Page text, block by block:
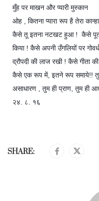
मुँह पर माखन और प्यारी मुस्कान
ओह , कितना प्यारा रूप है तेरा
कैसे तू इतना नटखट हुआ ! कैसे
किया ! कैसे अपनी उँगलियों पर
द्रौपदी की लाज रखी ! कैसे गीता
कैसे एक रूप में, इतने रूप समाये!! तुम
असाधारण , तुम ही प्राण, तुम ही
२४. ८. १६
SHARE: